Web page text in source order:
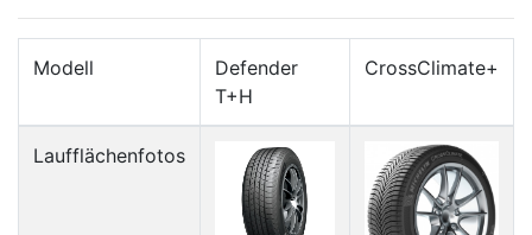
Modell
Defender
T+H
CrossClimate+
Laufflächenfotos